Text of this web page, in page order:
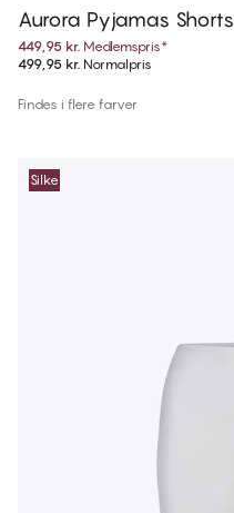
Aurora Pyjamas Shorts
449,95 kr. Medlemspris*
499,95 kr. Normalpris
Findes i flere farver
Silke